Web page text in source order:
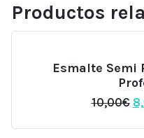
Productos
Esmalte Semi
10,00€ El